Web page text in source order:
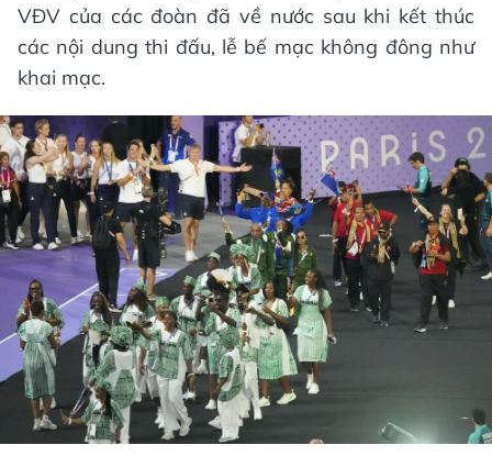
VĐV của các đoàn đã về nước sau khi kết thúc
các nội dung thi đấu, lễ bế mạc không đông như
khai mạc.